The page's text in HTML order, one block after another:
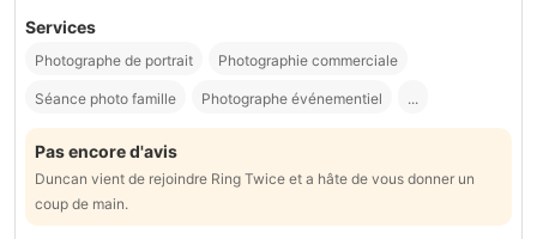
Services
Photographe de portrait Photographie commerciale
Séance photo famille Photographe événementiel ...
Pas encore d'avis
Duncan vient de rejoindre Ring Twice et a hâte de vous donner un
coup de main.